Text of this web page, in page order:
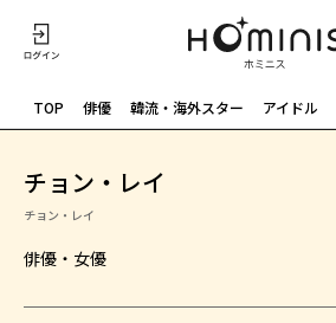
TOP 俳優 韓流・海外スター アイドル
チョン・レイ
チョン・レイ
俳優・女優